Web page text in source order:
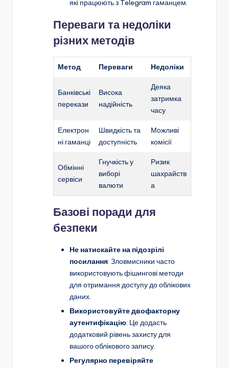
які працюють з Telegram гаманцем.
Переваги та недоліки
різних методів
Метод Переваги Недоліки
Банківські
перекази
Висока
надійність
Деяка
затримка
часу
Електрон
ні гаманці
Швидкість та
доступність
Можливі
комісії
Обмінні
сервіси
Гнучкість у
виборі
валюти
Ризик
шахрайств
а
Базові поради для
безпеки
Не натискайте на підозрілі
посилання: Зловмисники часто
використовують фішингові методи
для отримання доступу до облікових
даних.
Використовуйте двофакторну
аутентифікацію: Це додасть
додатковий рівень захисту для
вашого облікового запису.
Регулярно перевіряйте